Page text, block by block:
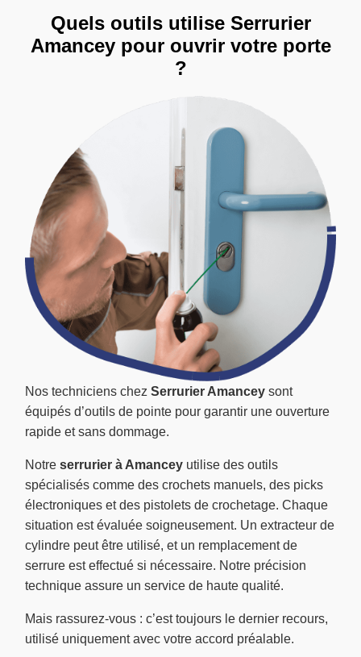
Nos techniciens chez Serrurier Amancey sont
équipés d’outils de pointe pour garantir une ouverture
rapide et sans dommage.
Notre serrurier à Amancey utilise des outils
spécialisés comme des crochets manuels, des picks
électroniques et des pistolets de crochetage. Chaque
situation est évaluée soigneusement. Un extracteur de
cylindre peut être utilisé, et un remplacement de
serrure est effectué si nécessaire. Notre précision
technique assure un service de haute qualité.
Mais rassurez-vous : c’est toujours le dernier recours,
utilisé uniquement avec votre accord préalable.
Quels outils utilise Serrurier
Amancey pour ouvrir votre porte
?